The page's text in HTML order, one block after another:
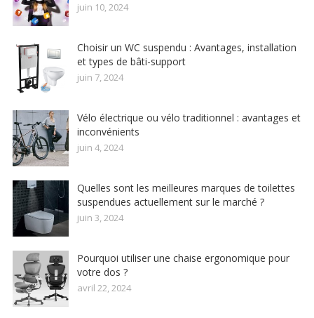
juin 10, 2024
Choisir un WC suspendu : Avantages, installation
et types de bâti-support
juin 7, 2024
Vélo électrique ou vélo traditionnel : avantages et
inconvénients
juin 4, 2024
Quelles sont les meilleures marques de toilettes
suspendues actuellement sur le marché ?
juin 3, 2024
Pourquoi utiliser une chaise ergonomique pour
votre dos ?
avril 22, 2024